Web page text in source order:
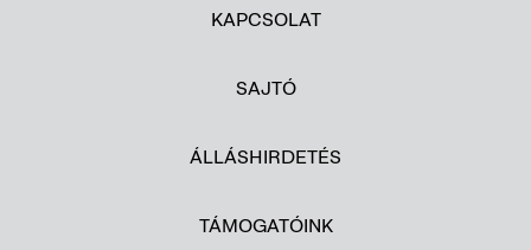
KAPCSOLAT
SAJTÓ
ÁLLÁSHIRDETÉS
TÁMOGATÓINK